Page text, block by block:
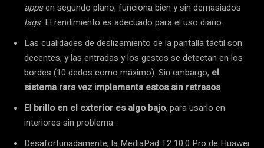
appsen segundo plano, funciona bien y sin demasiados
lags. El rendimiento es adecuado para el uso diario.
Las cualidades de deslizamiento de la pantalla táctil son
decentes, y las entradas y los gestos se detectan en los
bordes (10 dedos como máximo). Sin embargo, el
sistema rara vez implementa estos sin retrasos.
El brillo en el exterior es algo bajo, para usarlo en
interiores sin problema.
Desafortunadamente, la MediaPad T2 10.0 Pro de Huawei